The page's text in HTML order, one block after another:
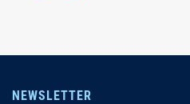
NEWSLETTER